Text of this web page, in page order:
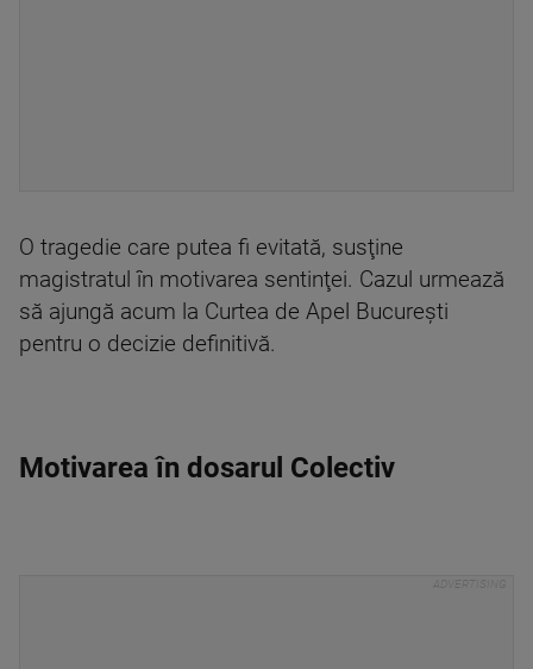
O tragedie care putea fi evitată, susţine
magistratul în motivarea sentinţei. Cazul urmează
să ajungă acum la Curtea de Apel Bucureşti
pentru o decizie definitivă.
Motivarea în dosarul Colectiv